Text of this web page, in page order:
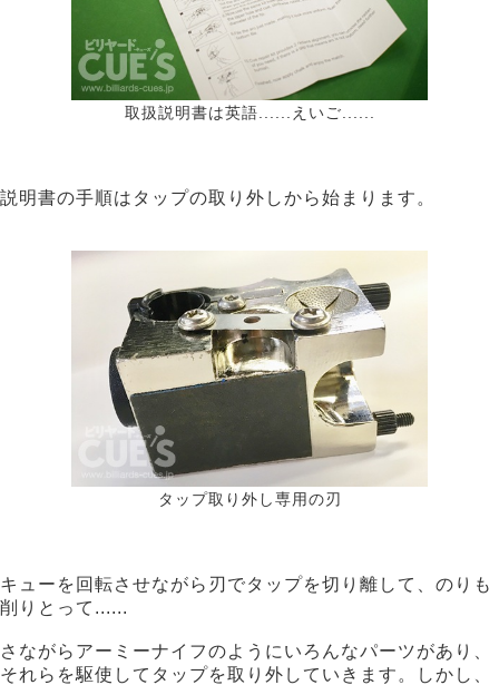
取扱説明書は英語......えいご......
説明書の手順はタップの取り外しから始まります。
タップ取り外し専用の刃
キューを回転させながら刃でタップを切り離して、のりも
削りとって......
さながらアーミーナイフのようにいろんなパーツがあり、
それらを駆使してタップを取り外していきます。しかし、